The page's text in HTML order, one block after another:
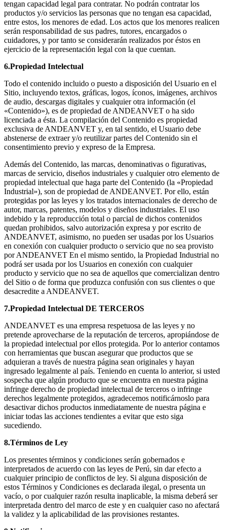
tengan capacidad legal para contratar. No podrán contratar los
productos y/o servicios las personas que no tengan esa capacidad,
entre estos, los menores de edad. Los actos que los menores realicen
serán responsabilidad de sus padres, tutores, encargados o
cuidadores, y por tanto se considerarán realizados por éstos en
ejercicio de la representación legal con la que cuentan.
6.Propiedad Intelectual
Todo el contenido incluido o puesto a disposición del Usuario en el
Sitio, incluyendo textos, gráficas, logos, íconos, imágenes, archivos
de audio, descargas digitales y cualquier otra información (el
«Contenido»), es de propiedad de ANDEANVET o ha sido
licenciada a ésta. La compilación del Contenido es propiedad
exclusiva de ANDEANVET y, en tal sentido, el Usuario debe
abstenerse de extraer y/o reutilizar partes del Contenido sin el
consentimiento previo y expreso de la Empresa.
Además del Contenido, las marcas, denominativas o figurativas,
marcas de servicio, diseños industriales y cualquier otro elemento de
propiedad intelectual que haga parte del Contenido (la «Propiedad
Industrial»), son de propiedad de ANDEANVET. Por ello, están
protegidas por las leyes y los tratados internacionales de derecho de
autor, marcas, patentes, modelos y diseños industriales. El uso
indebido y la reproducción total o parcial de dichos contenidos
quedan prohibidos, salvo autorización expresa y por escrito de
ANDEANVET, asimismo, no pueden ser usadas por los Usuarios
en conexión con cualquier producto o servicio que no sea provisto
por ANDEANVET En el mismo sentido, la Propiedad Industrial no
podrá ser usada por los Usuarios en conexión con cualquier
producto y servicio que no sea de aquellos que comercializan dentro
del Sitio o de forma que produzca confusión con sus clientes o que
desacredite a ANDEANVET.
7.Propiedad Intelectual DE TERCEROS
ANDEANVET es una empresa respetuosa de las leyes y no
pretende aprovecharse de la reputación de terceros, apropiándose de
la propiedad intelectual por ellos protegida. Por lo anterior contamos
con herramientas que buscan asegurar que productos que se
adquieran a través de nuestra página sean originales y hayan
ingresado legalmente al país. Teniendo en cuenta lo anterior, si usted
sospecha que algún producto que se encuentra en nuestra página
infringe derecho de propiedad intelectual de terceros o infringe
derechos legalmente protegidos, agradecemos notificárnoslo para
desactivar dichos productos inmediatamente de nuestra página e
iniciar todas las acciones tendientes a evitar que esto siga
sucediendo.
8.Términos de Ley
Los presentes términos y condiciones serán gobernados e
interpretados de acuerdo con las leyes de Perú, sin dar efecto a
cualquier principio de conflictos de ley. Si alguna disposición de
estos Términos y Condiciones es declarada ilegal, o presenta un
vacío, o por cualquier razón resulta inaplicable, la misma deberá ser
interpretada dentro del marco de este y en cualquier caso no afectará
la validez y la aplicabilidad de las provisiones restantes.